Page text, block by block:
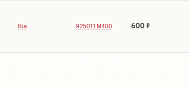
Kia 925011M400 600